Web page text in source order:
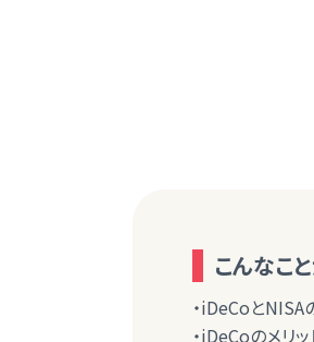
こんなこ
・iDeCoとNISA
・iDeCoのメリッ